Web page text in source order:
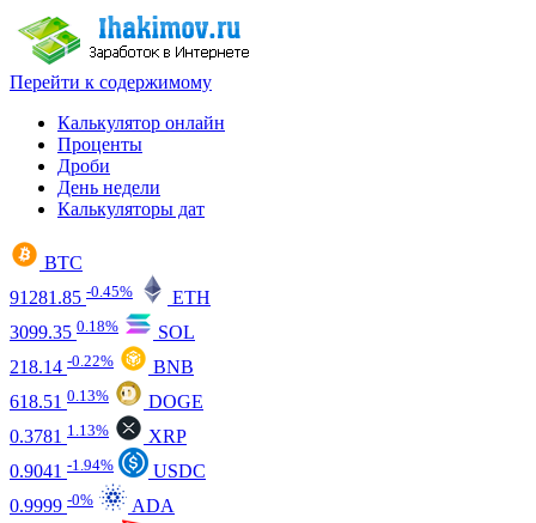
Перейти к содержимому
Калькулятор онлайн
Проценты
Дроби
День недели
Калькуляторы дат
BTC
91281.85 -0.45%
ETH
3099.35 0.18%
SOL
218.14 -0.22%
BNB
618.51 0.13%
DOGE
0.3781 1.13%
XRP
0.9041 -1.94%
USDC
0.9999 -0%
ADA